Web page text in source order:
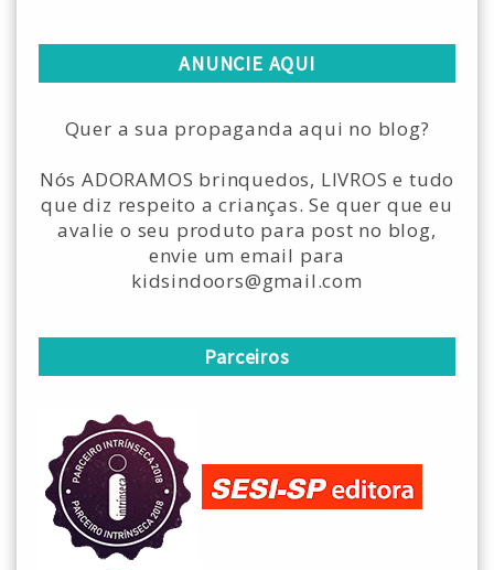
ANUNCIE AQUI
Quer a sua propaganda aqui no blog?
Nós ADORAMOS brinquedos, LIVROS e tudo
que diz respeito a crianças. Se quer que eu
avalie o seu produto para post no blog,
envie um email para
kidsindoors@gmail.com
Parceiros